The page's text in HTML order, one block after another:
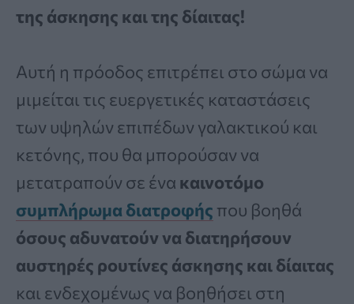
της άσκησης και της δίαιτας!
Αυτή η πρόοδος επιτρέπει στο σώμα να
μιμείται τις ευεργετικές καταστάσεις
των υψηλών επιπέδων γαλακτικού και
κετόνης, που θα μπορούσαν να
μετατραπούν σε ένα καινοτόμο
συμπλήρωμα διατροφής που βοηθά
όσους αδυνατούν να διατηρήσουν
αυστηρές ρουτίνες άσκησης και δίαιτας
και ενδεχομένως να βοηθήσει στη